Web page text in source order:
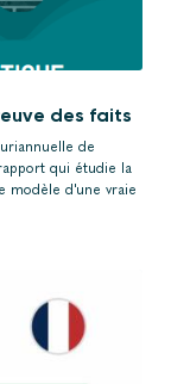
des faits
de
qui étudie la
modèle d'une vraie